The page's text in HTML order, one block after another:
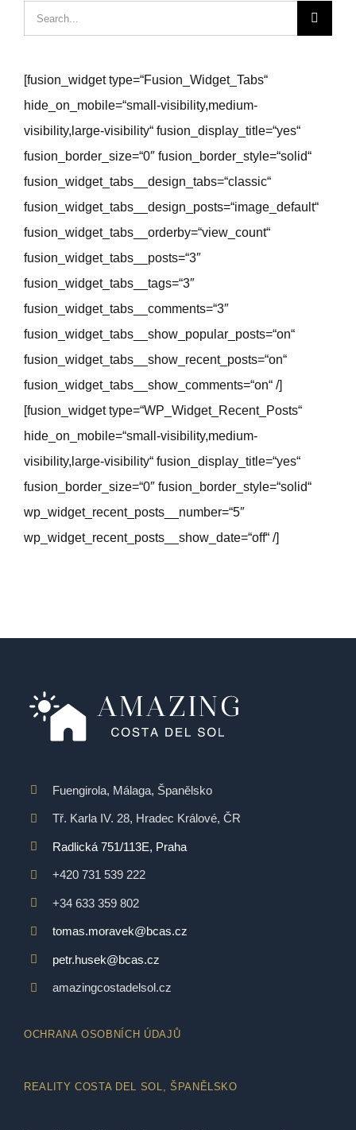
Hledat:
[fusion_widget type=“Fusion_Widget_Tabs“
hide_on_mobile=“small-visibility,medium-
visibility,large-visibility“ fusion_display_title=“yes“
fusion_border_size=“0″ fusion_border_style=“solid“
fusion_widget_tabs__design_tabs=“classic“
fusion_widget_tabs__design_posts=“image_default“
fusion_widget_tabs__orderby=“view_count“
fusion_widget_tabs__posts=“3″
fusion_widget_tabs__tags=“3″
fusion_widget_tabs__comments=“3″
fusion_widget_tabs__show_popular_posts=“on“
fusion_widget_tabs__show_recent_posts=“on“
fusion_widget_tabs__show_comments=“on“ /]
[fusion_widget type=“WP_Widget_Recent_Posts“
hide_on_mobile=“small-visibility,medium-
visibility,large-visibility“ fusion_display_title=“yes“
fusion_border_size=“0″ fusion_border_style=“solid“
wp_widget_recent_posts__number=“5″
wp_widget_recent_posts__show_date=“off“ /]
Fuengirola, Málaga, Španělsko
Tř. Karla IV. 28, Hradec Králové, ČR
Radlická 751/113E, Praha
+420 731 539 222
+34 633 359 802
tomas.moravek@bcas.cz
petr.husek@bcas.cz
amazingcostadelsol.cz
OCHRANA OSOBNÍCH ÚDAJŮ
REALITY COSTA DEL SOL, ŠPANĚLSKO